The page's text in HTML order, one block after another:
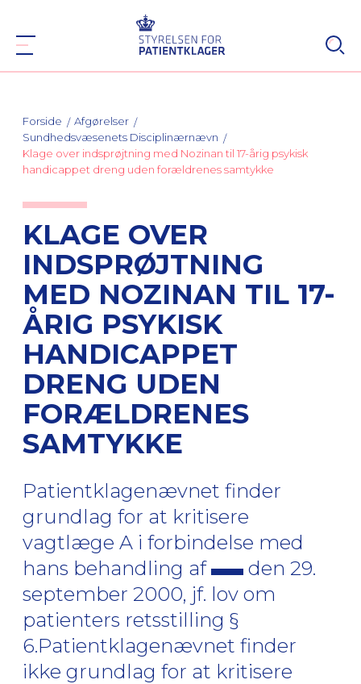
Forside
Afgørelser
Sundhedsvæsenets Disciplinærnævn
Klage over indsprøjtning med Nozinan til 17-årig psykisk
handicappet dreng uden forældrenes samtykke
KLAGE OVER
INDSPRØJTNING
MED NOZINAN TIL 17-
ÅRIG PSYKISK
HANDICAPPET
DRENG UDEN
FORÆLDRENES
SAMTYKKE
Patientklagenævnet finder
grundlag for at kritisere
vagtlæge A i forbindelse med
hans behandling af
den 29.
september 2000, jf. lov om
patienters retsstilling §
6.Patientklagenævnet finder
ikke grundlag for at kritisere